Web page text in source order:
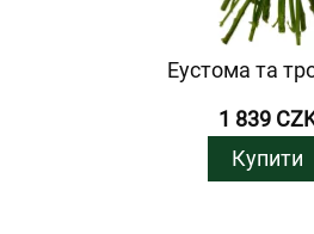
Еустома та
1 839
Купити